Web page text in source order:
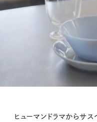
ヒューマンドラマからサ